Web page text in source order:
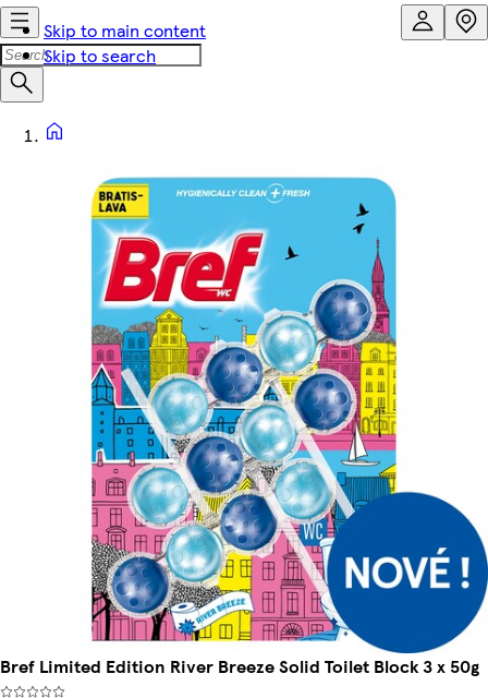
Skip to main content
Skip to search
Bref Limited Edition River Breeze Solid Toilet Block 3 x 50g